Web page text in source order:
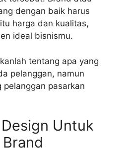
dengan baik harus
harga dan kualitas,
ideal bisnismu.
tentang apa yang
pelanggan, namun
pelanggan pasarkan
Untuk